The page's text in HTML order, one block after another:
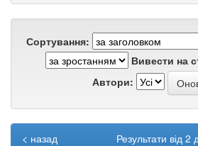
Сортування:
Вивести на
Автори:
Результати від 2
< назад